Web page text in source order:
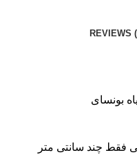
REVIEWS
بونسای
فقط چند سانتی متر